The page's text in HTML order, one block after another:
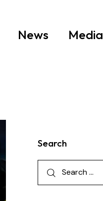
News Media
Search